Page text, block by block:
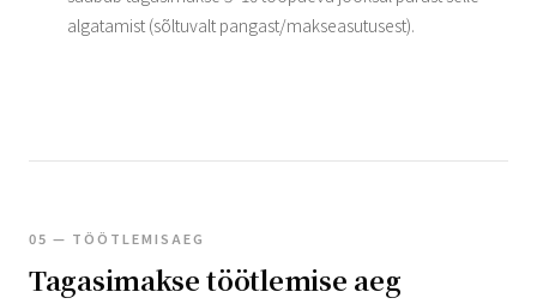
algatamist (sõltuvalt pangast/makseasutusest).
05 — TÖÖTLEMISAEG
Tagasimakse töötlemise aeg